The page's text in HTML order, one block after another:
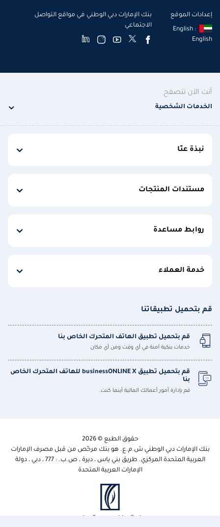
إعدادات الموقع
English :
English
بنك الإمارات دبي الوطني في مواقع التواصل
الاجتماعي
أنت الآن تتصفح
الخدمات الشخصية
نبذة عنّا
مستندات المنتجات
روابط مساعدة
خدمة العملاء
قم بتحميل تطبيقاتنا
قم بتحميل تطبيق الهاتف المتحرك الخاص بنا
خدمات بنكية آمنة في أي وقت ومن أي مكان
قم بتحميل تطبيق businessONLINE X للهاتف المتحرك الخاص
بنا
قم بإدارة أمور أعمالك المالية أينما كنت.
حقوق الطبع © 2026
بنك الإمارات دبي الوطني ش.م.ع. هو بنك مرخّص من قبل مصرف الإمارات
العربية المتحدة المركزي. طريق بني ياس ، ديرة ، ص.ب. : 777 ، دبي ، دولة
الإمارات العربية المتحدة